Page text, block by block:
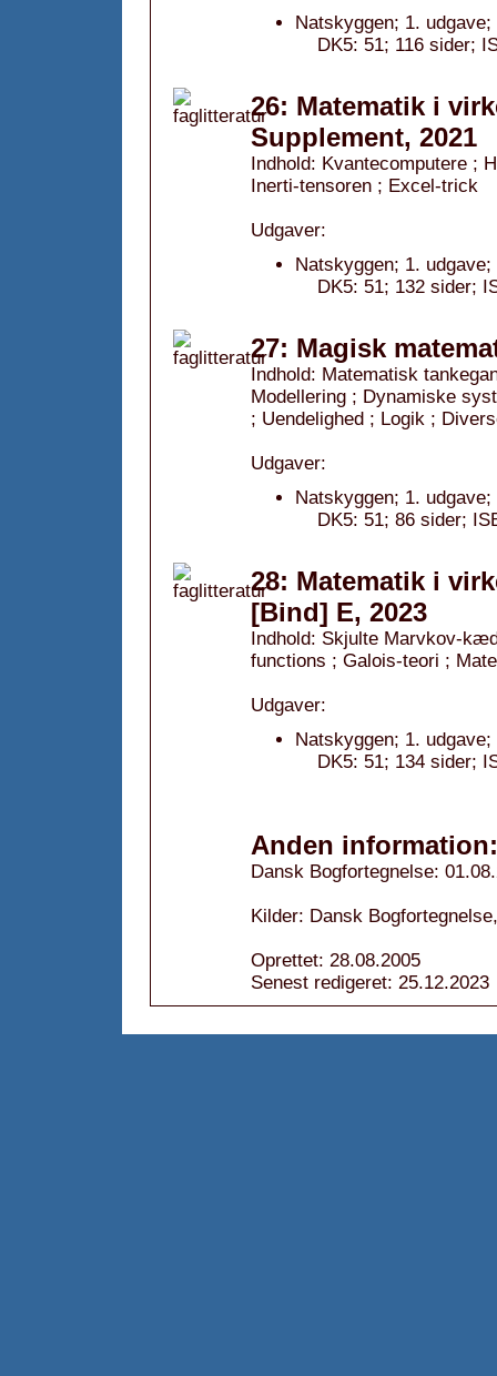
Natskyggen; 1. udgave;
DK5: 51; 116 sider;
26: Matematik i
Supplement, 2021
Indhold: Kvantecomputere ;
Inerti-tensoren ; Excel-trick
Udgaver:
Natskyggen; 1. udgave;
DK5: 51; 132 sider;
27: Magisk
Indhold: Matematisk
Modellering ; Dynamiske
; Uendelighed ; Logik ;
Udgaver:
Natskyggen; 1. udgave;
DK5: 51; 86 sider;
28: Matematik i
[Bind] E, 2023
Indhold: Skjulte Marvkov-
functions ; Galois-teori ;
Udgaver:
Natskyggen; 1. udgave;
DK5: 51; 134 sider;
Anden information:
Dansk Bogfortegnelse:
Kilder: Dansk
Oprettet: 28.08.2005
Senest redigeret: 25.12.2023